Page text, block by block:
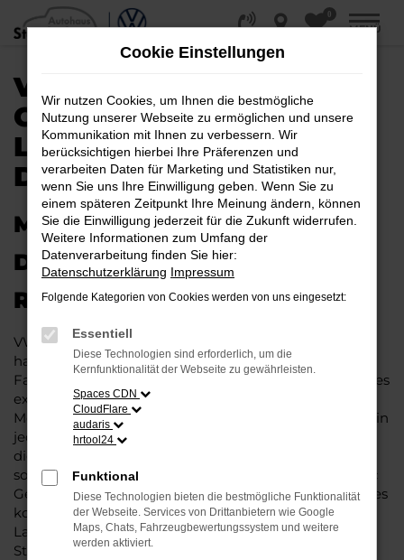
Zum
Hauptinhalt
0
MENÜ
VW T-ROC
GEBRAUCHTWAGEN |
LIEFERSERVICE NACH
DÜSSELDORF
MIT RABATT DURCH
DÜSSELDORF MIT DEM VW T-
ROC GEBRAUCHTWAGEN
VW T-Roc Gebrauchtwagen liegen im Trend und das
hat einen vergleichsweise einfachen Grund. Ob für
Fahrten in und um Düsseldorf oder längere Strecken: es
existieren schlichtweg kaum Fahrzeuge, die diesem
Modell das Wasser reichen können. Die Qualität steht in
jeder Modellgeneration außer Frage. Hinzu kommen
die vielfältigen Möglichkeiten einer Individualisierung
sowie die zahlreichen Assistenzsysteme. Ein VW T-Roc
Gebrauchtwagen für Düsseldorf ist ein Fahrzeug, wie es
kompletter nicht sein könnte und überzeugt durch
Langlebigkeit und einen sehr soliden Werterhalt. Bei
Steinböhmer kommt hinzu, dass Sie sich über einen
Cookie Einstellungen
Wir nutzen Cookies, um Ihnen die bestmögliche
Nutzung unserer Webseite zu ermöglichen und unsere
Kommunikation mit Ihnen zu verbessern. Wir
berücksichtigen hierbei Ihre Präferenzen und
verarbeiten Daten für Marketing und Statistiken nur,
wenn Sie uns Ihre Einwilligung geben. Wenn Sie zu
einem späteren Zeitpunkt Ihre Meinung ändern, können
Sie die Einwilligung jederzeit für die Zukunft widerrufen.
Weitere Informationen zum Umfang der
Datenverarbeitung finden Sie hier:
Datenschutzerklärung Impressum
Folgende Kategorien von Cookies werden von uns eingesetzt:
Essentiell
Diese Technologien sind erforderlich, um die
Kernfunktionalität der Webseite zu gewährleisten.
Spaces CDN
CloudFlare
audaris
hrtool24
Funktional
Diese Technologien bieten die bestmögliche Funktionalität
der Webseite. Services von Drittanbietern wie Google
Maps, Chats, Fahrzeugbewertungssystem und weitere
werden aktiviert.